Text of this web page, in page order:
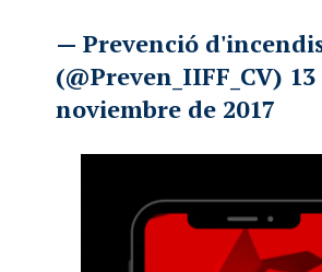
— Prevenció
(@Preven_IIFF_CV)
noviembre de 2017